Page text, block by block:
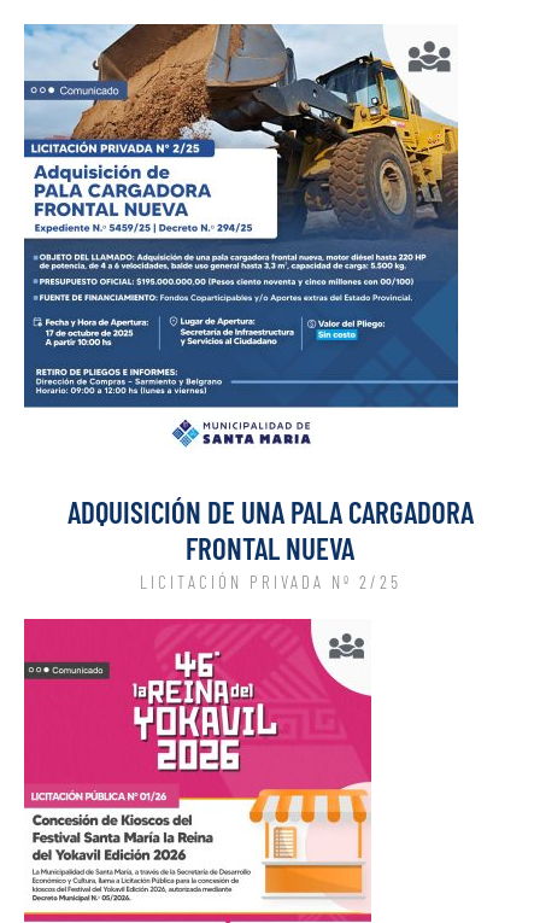
ADQUISICIÓN DE UNA PALA CARGADORA
FRONTAL NUEVA
LICITACIÓN PRIVADA Nº 2/25